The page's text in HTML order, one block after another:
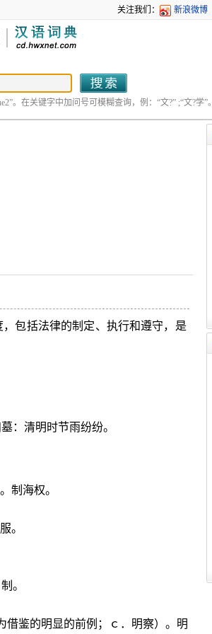
关注我们： 新浪微博
。在关键字中加问号可模糊查询，例：“文?” ;“文?学”。
包括法律的制定、执行和遵守，是
：清明时节雨纷纷。
制海权。
。
。
借鉴的明显的前例；ｃ．明察）。明